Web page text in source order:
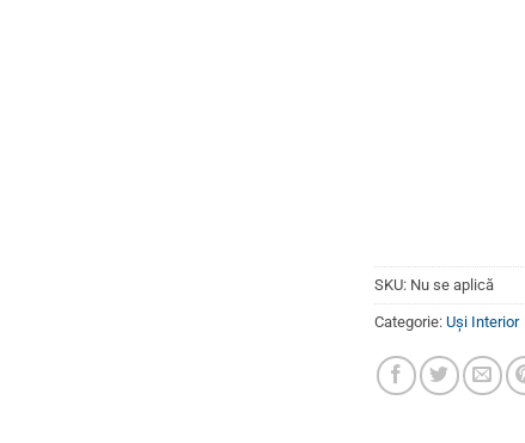
SKU: Nu se aplică
Categorie: Uși Interior